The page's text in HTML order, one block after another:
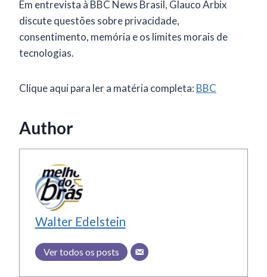
Em entrevista à BBC News Brasil, Glauco Arbix
discute questões sobre privacidade,
consentimento, memória e os limites morais de
tecnologias.
Clique aqui para ler a matéria completa: BBC
Author
Walter Edelstein
Ver todos os posts